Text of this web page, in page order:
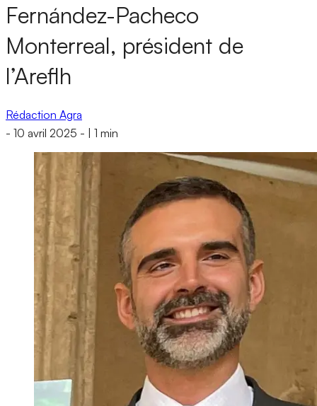
Fernández-Pacheco
Monterreal, président de
l’Areflh
Rédaction Agra
- 10 avril 2025 - 1 min